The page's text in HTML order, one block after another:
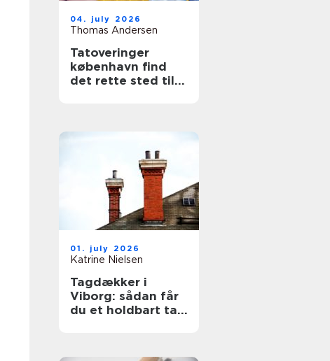
04. july 2026
Thomas Andersen
Tatoveringer
københavn find
det rette sted til
01. july 2026
Katrine Nielsen
Tagdækker i
Viborg: sådan får
du et holdbart tag